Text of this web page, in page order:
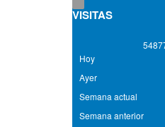
VISITAS
5487
Hoy
Ayer
Semana actual
Semana anterior